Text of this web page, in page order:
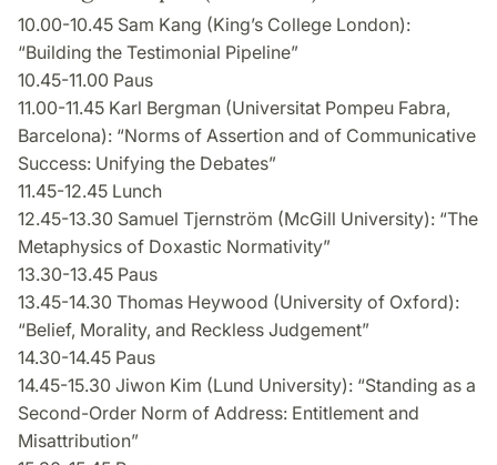
10.00-10.45 Sam Kang (King’s College London):
“Building the Testimonial Pipeline”
10.45-11.00 Paus
11.00-11.45 Karl Bergman (Universitat Pompeu Fabra,
Barcelona): “Norms of Assertion and of Communicative
Success: Unifying the Debates”
11.45-12.45 Lunch
12.45-13.30 Samuel Tjernström (McGill University): “The
Metaphysics of Doxastic Normativity”
13.30-13.45 Paus
13.45-14.30 Thomas Heywood (University of Oxford):
“Belief, Morality, and Reckless Judgement”
14.30-14.45 Paus
14.45-15.30 Jiwon Kim (Lund University): “Standing as a
Second-Order Norm of Address: Entitlement and
Misattribution”